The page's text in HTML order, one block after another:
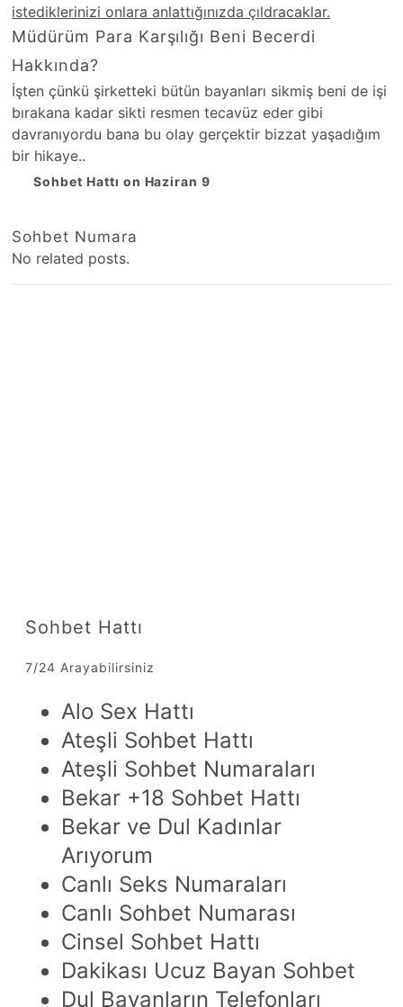
istediklerinizi onlara anlattığınızda çıldracaklar.
Müdürüm Para Karşılığı Beni Becerdi
Hakkında?
İşten çünkü şirketteki bütün bayanları sikmiş beni de işi
bırakana kadar sikti resmen tecavüz eder gibi
davranıyordu bana bu olay gerçektir bizzat yaşadığım
bir hikaye..
Sohbet Hattı on Haziran 9
Sohbet Numara
No related posts.
Sohbet Hattı
7/24 Arayabilirsiniz
Alo Sex Hattı
Ateşli Sohbet Hattı
Ateşli Sohbet Numaraları
Bekar +18 Sohbet Hattı
Bekar ve Dul Kadınlar
Arıyorum
Canlı Seks Numaraları
Canlı Sohbet Numarası
Cinsel Sohbet Hattı
Dakikası Ucuz Bayan Sohbet
Dul Bayanların Telefonları